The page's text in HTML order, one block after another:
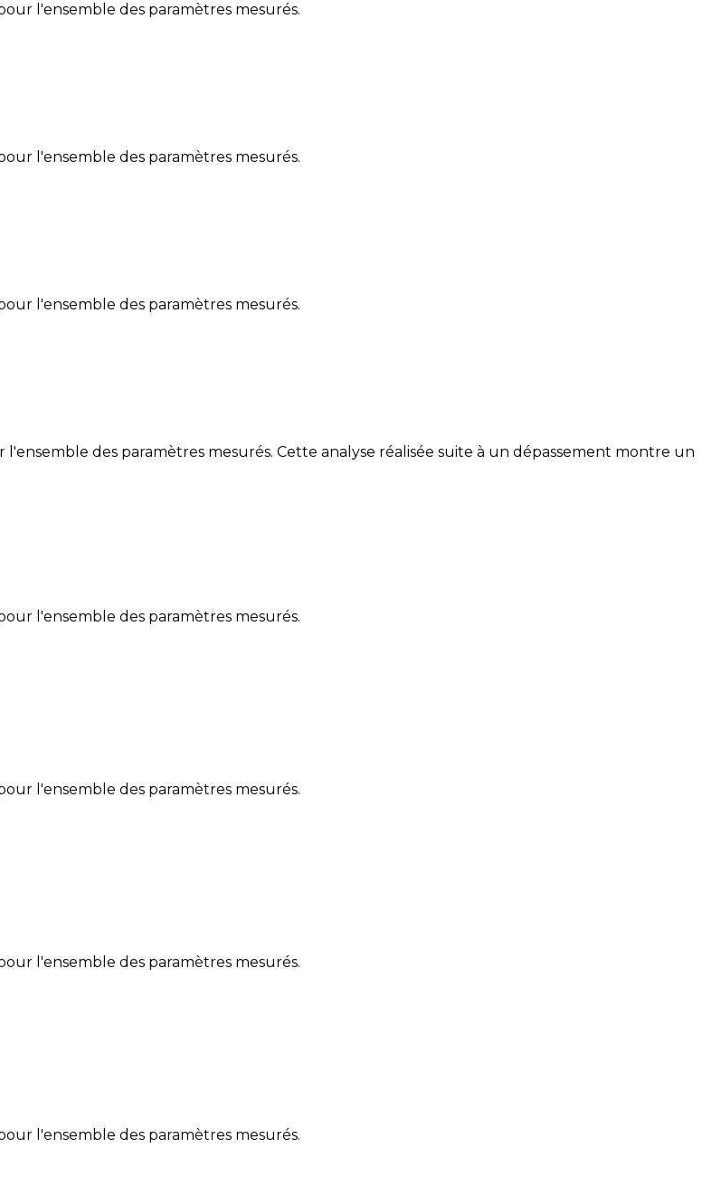
l'ensemble des paramètres mesurés.
l'ensemble des paramètres mesurés.
l'ensemble des paramètres mesurés.
des paramètres mesurés. Cette analyse réalisée suite à un dépassement montre un
l'ensemble des paramètres mesurés.
l'ensemble des paramètres mesurés.
l'ensemble des paramètres mesurés.
l'ensemble des paramètres mesurés.